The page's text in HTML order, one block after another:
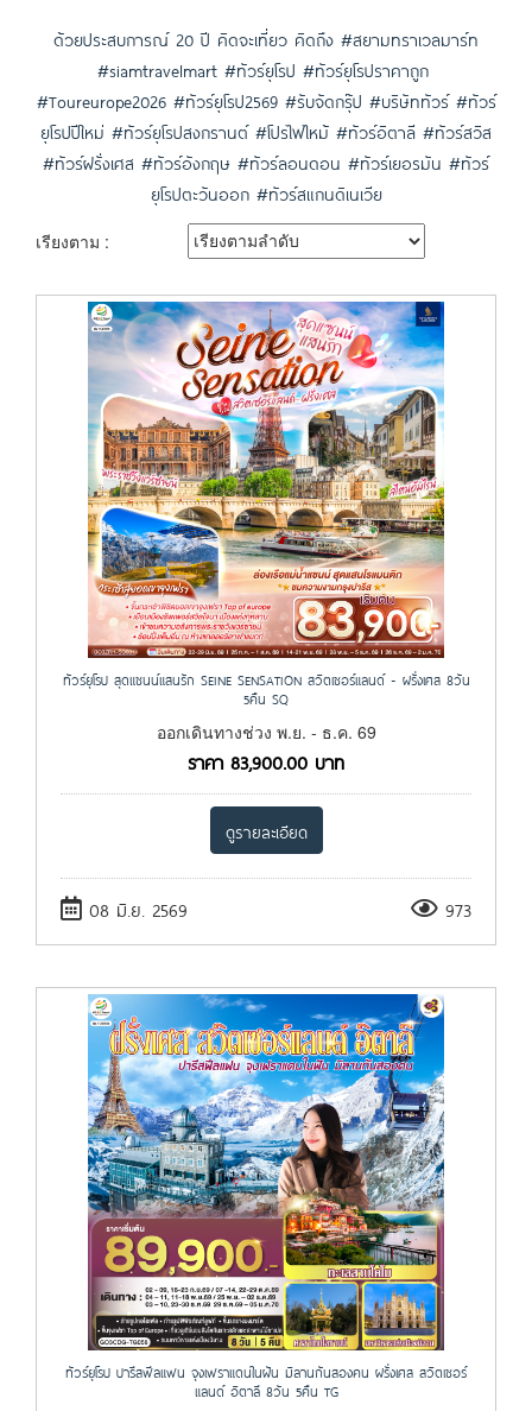
ด้วยประสบการณ์ 20 ปี คิดจะเที่ยว คิดถึง #สยามทราเวลมาร์ท
#siamtravelmart #ทัวร์ยุโรป #ทัวร์ยุโรปราคาถูก
#Toureurope2026 #ทัวร์ยุโรป2569 #รับจัดกรุ๊ป #บริษัททัวร์ #ทัวร์
ยุโรปปีใหม่ #ทัวร์ยุโรปสงกรานต์ #โปรไฟไหม้ #ทัวร์อิตาลี #ทัวร์สวิส
#ทัวร์ฝรั่งเศส #ทัวร์อังกฤษ #ทัวร์ลอนดอน #ทัวร์เยอรมัน #ทัวร์
ยุโรปตะวันออก #ทัวร์สแกนดิเนเวีย
เรียงตาม :
ทัวร์ยุโรป สุดแซนน์แสนรัก SEINE SENSATION สวิตเซอร์แลนด์ - ฝรั่งเศส 8วัน
5คืน SQ
ออกเดินทางช่วง พ.ย. - ธ.ค. 69
ราคา 83,900.00 บาท
ดูรายละเอียด
08 มิ.ย. 2569 973
ทัวร์ยุโรป ปารีสฟีลแฟน จุงเฟราแดนในฝัน มิลานกันสองคน ฝรั่งเศส สวิตเซอร์
แลนด์ อิตาลี 8วัน 5คืน TG